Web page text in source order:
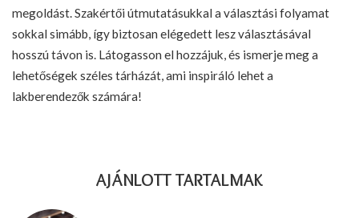
megoldást. Szakértői útmutatásukkal a választási folyamat
sokkal simább, így biztosan elégedett lesz választásával
hosszú távon is. Látogasson el hozzájuk, és ismerje meg a
lehetőségek széles tárházát, ami inspiráló lehet a
lakberendezők számára!
AJÁNLOTT TARTALMAK